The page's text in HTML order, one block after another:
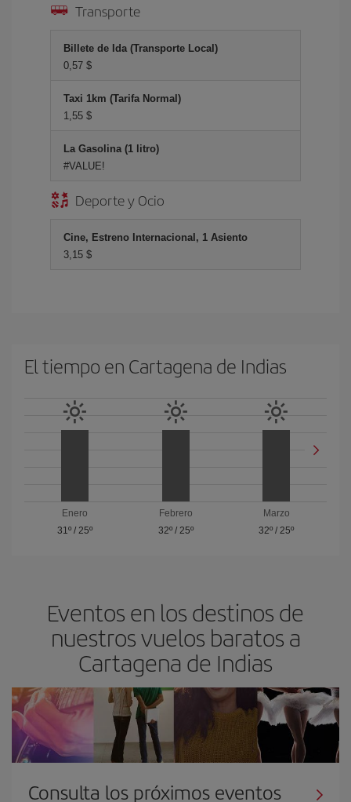
Transporte
Billete de Ida (Transporte Local)
0,57 $
Taxi 1km (Tarifa Normal)
1,55 $
La Gasolina (1 litro)
#VALUE!
Deporte y Ocio
Cine, Estreno Internacional, 1 Asiento
3,15 $
El tiempo en Cartagena de Indias
Enero
31º/ 25º
Febrero
32º/ 25º
Marzo
32º /25º
Eventos en los destinos de
nuestros vuelos baratos a
Cartagena de Indias
Consulta los próximos eventos